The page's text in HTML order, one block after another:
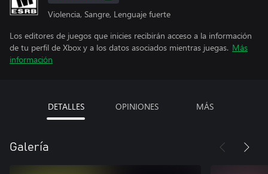
Violencia, Sangre, Lenguaje fuerte
Los editores de juegos que inicies recibirán acceso a la información
de tu perfil de Xbox y a los datos asociados mientras juegas. Más
información
DETALLES OPINIONES MÁS
Galería